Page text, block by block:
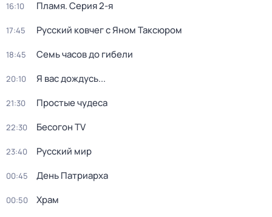
16:10 Пламя. Серия 2-я
17:45 Русский ковчег с Яном Таксюром
18:45 Семь часов до гибели
20:10 Я вас дождусь...
21:30 Простые чудеса
22:30 Бесогон TV
23:40 Русский мир
00:45 День Патриарха
00:50 Храм